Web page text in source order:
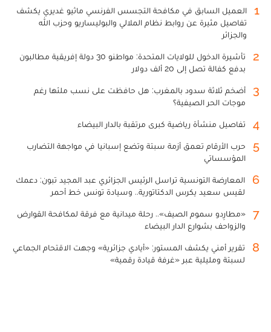
1
العميل السابق في مكافحة التجسس الفرنسي ماثيو غديري يكشف
تفاصيل مثيرة عن روابط نظام الملالي والبوليساريو وحزب الله
والجزائر
2
تأشيرة الدخول للولايات المتحدة: مواطنو 30 دولة إفريقية مطالبون
بدفع كفالة تصل إلى 20 ألف دولار
3
أضخم ثلاثة سدود بالمغرب: هل حافظت على نسب ملئها رغم
موجات الحر الصيفية؟
4 تفاصيل منشأة رياضية كبرى مرتقبة بالدار البيضاء
5
حرب الأرقام تعمق أزمة سبتة وتضع إسبانيا في مواجهة التضارب
المؤسساتي
6
المعارضة التونسية تراسل الرئيس الجزائري عبد المجيد تبون: دعمك
لقيس سعيد يكرس الدكتاتورية.. وسيادة تونس خط أحمر
7
«مطارِدو سموم الصيف».. رحلة ميدانية مع فرقة لمكافحة القوارض
والزواحف بشوارع الدار البيضاء
8
تقرير أمني يكشف المستور: «أيادي جزائرية» وجهت الاقتحام الجماعي
لسبتة ومليلية عبر «غرفة قيادة رقمية»